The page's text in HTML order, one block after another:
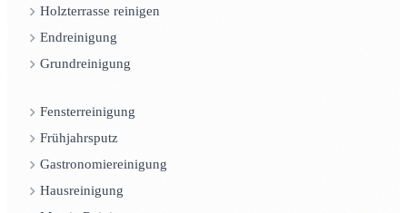
Holzterrasse reinigen
Endreinigung
Grundreinigung
Fensterreinigung
Frühjahrsputz
Gastronomiereinigung
Hausreinigung